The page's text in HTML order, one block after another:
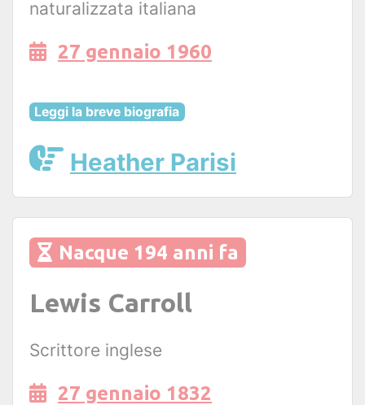
naturalizzata italiana
27 gennaio 1960
Leggi la breve biografia
Heather Parisi
Nacque 194 anni fa
Lewis Carroll
Scrittore inglese
27 gennaio 1832